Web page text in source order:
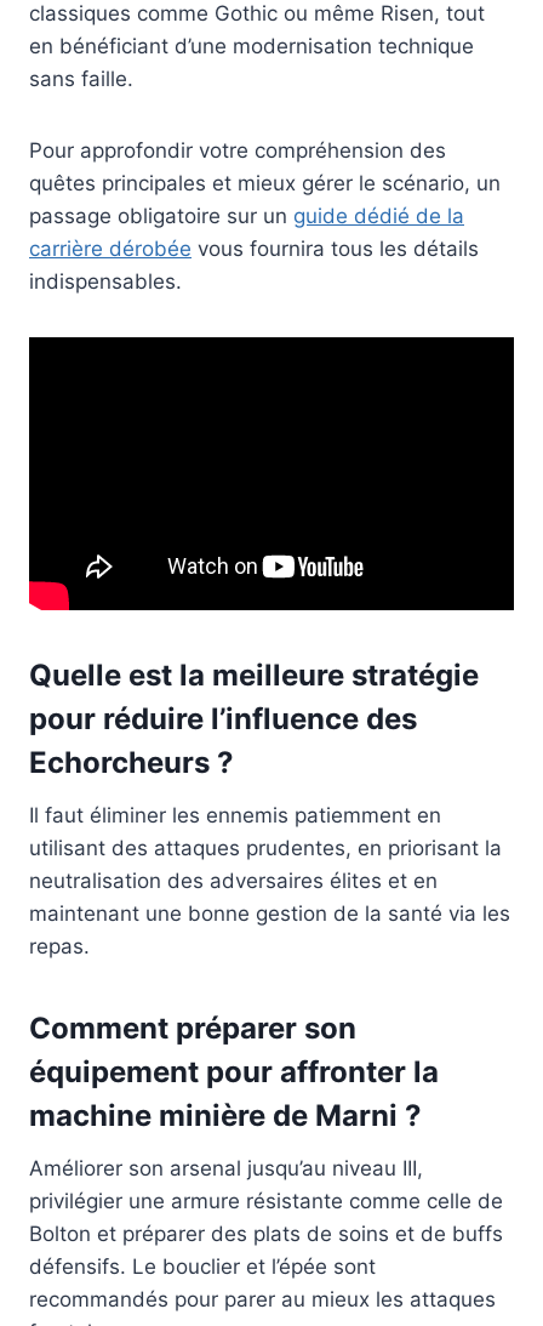
classiques comme Gothic ou même Risen, tout
en bénéficiant d’une modernisation technique
sans faille.
Pour approfondir votre compréhension des
quêtes principales et mieux gérer le scénario, un
passage obligatoire sur un guide dédié de la
carrière dérobée vous fournira tous les détails
indispensables.
Quelle est la meilleure stratégie
pour réduire l’influence des
Echorcheurs ?
Il faut éliminer les ennemis patiemment en
utilisant des attaques prudentes, en priorisant la
neutralisation des adversaires élites et en
maintenant une bonne gestion de la santé via les
repas.
Comment préparer son
équipement pour affronter la
machine minière de Marni ?
Améliorer son arsenal jusqu’au niveau III,
privilégier une armure résistante comme celle de
Bolton et préparer des plats de soins et de buffs
défensifs. Le bouclier et l’épée sont
recommandés pour parer au mieux les attaques